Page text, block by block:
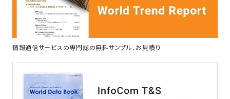
情報通信サービスの専門誌の無料サンプル、お見積り